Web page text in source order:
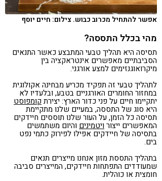
אפשר להתחיל מכרוב כבוש. צילום: חיים יוסף
מהי בכלל התססה?
תסיסה היא תהליך טבעי המתבצע כאשר התנאים
הסביבתיים מאפשרים אינטראקציה בין
מיקרואוגנזימים למצע אורגני.
לתהליך טבעי זה תפקיד מכריע מבחינה אקולוגית
במחזור החומרים האורגניים בטבע, ובלעדיו לא
יתקיימו חיים על פני כדור הארץ: יצירתקומפוסט
היא סוג של התססה, במעיים שלנו מתקיימת
תסיסה כל הזמן, על העור שלנו תוססים חיידקים
המאפשרים ייצורויטמיניםוהיום משתמשים
בתסיסה של חיידקים אפילו לפירוק כתמי נפט
בים.
בתהליך התססת מזון אנחנו מייצרים תנאים
שמעודדים התפתחות חיידקים, המייצרים סביבה
חומצית או כוהלית.